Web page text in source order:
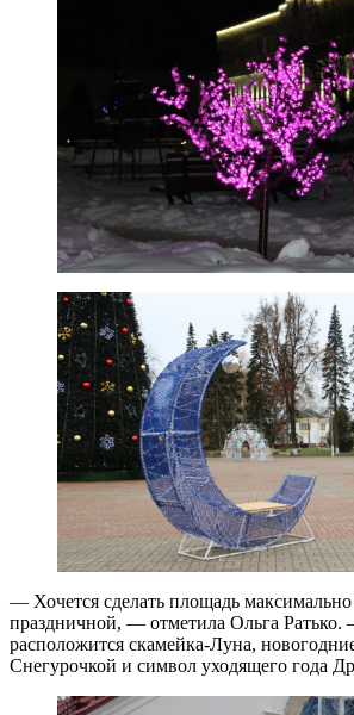
— Хочется сделать площадь
праздничной, — отметила Ольга Ратько.
расположится скамейка-Луна,
Снегурочкой и символ уходящего года